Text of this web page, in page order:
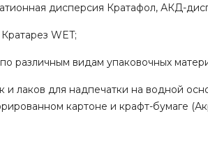
дисперсия Кратафол, АКД-
WET;
различным видам упаковочных
лаков для надпечатки на водной
картоне и крафт-бумаге